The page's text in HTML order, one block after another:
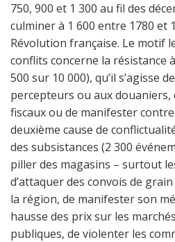
750, 900 et 1 300 au fil des
culminer à 1 600 entre 1780 et
Révolution française. Le motif
conflits concerne la résistance
500 sur 10 000), qu’il s’agisse
percepteurs ou aux
fiscaux ou de manifester
deuxième cause de
des subsistances (2 300
piller des magasins – surtout
d’attaquer des convois de
la région, de manifester son
hausse des prix sur les
publiques, de violenter les